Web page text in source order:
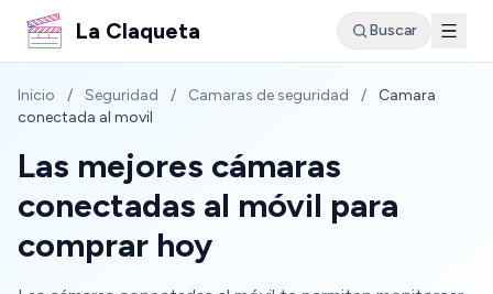
La Claqueta Buscar
Inicio / Seguridad / Camaras de seguridad /
Camara
conectada al movil
Las mejores cámaras
conectadas al móvil para
comprar hoy